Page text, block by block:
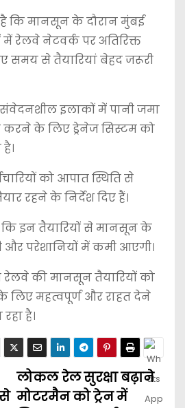
है कि मानसून के दौरान मुंबई
रेलवे नेटवर्क पर अतिरिक्त
समय से तैयारियां बेहद जरूरी
संवेदनशील इलाकों में पानी जमा
के लिए ड्रेनेज सिस्टम को
को आपात स्थिति से
रहने के निर्देश दिए हैं।
कि इन तैयारियों से मानसून के
और परेशानियों में कमी आएगी।
की मानसून तैयारियों को
लिए महत्वपूर्ण और राहत देने
है।
लोकल रेल सुरक्षा बढ़ाने
मोटरमैन को ट्रेन में